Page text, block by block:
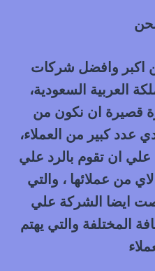
اكبر وافضل شركات
العربية السعودية،
قصيرة ان نكون من
عدد كبير من العملاء،
ان تقوم بالرد علي
من عملائها ، والتي
ايضا الشركة علي
المختلفة والتي يهتم